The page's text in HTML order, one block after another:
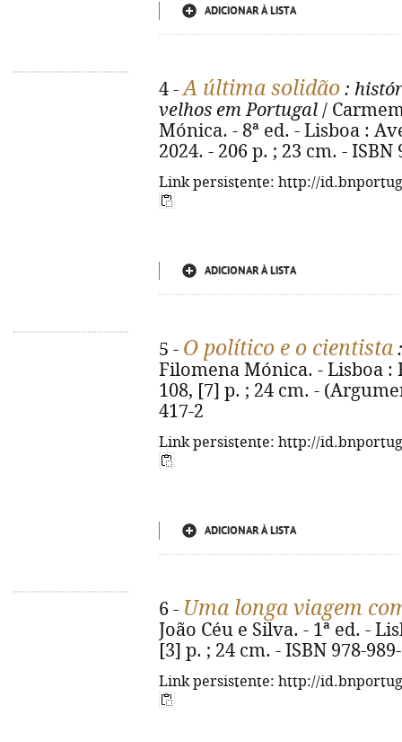
ADICIONAR À LISTA
4 -A última solidão :
velhos em Portugal /
Mónica. - 8ª ed. - Lisboa :
2024. - 206 p. ; 23 cm. - ISBN
Link persistente: http://
ADICIONAR À LISTA
5 - O político e o cientista
Filomena Mónica. - Lisboa :
108, [7] p. ; 24 cm. -
417-2
Link persistente: http://
ADICIONAR À LISTA
6 - Uma longa viagem
João Céu e Silva. - 1ª ed. -
[3] p. ; 24 cm. - ISBN 978-
Link persistente: http://